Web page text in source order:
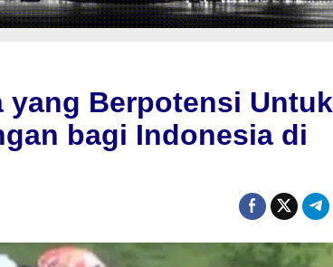
yang Berpotensi Untuk
bagi Indonesia di